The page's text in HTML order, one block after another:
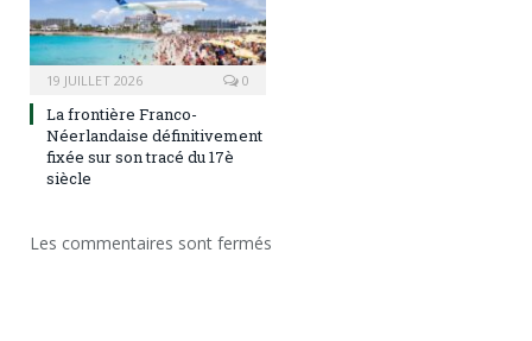
19 JUILLET 2026 0
La frontière Franco-
Néerlandaise définitivement
fixée sur son tracé du 17è
siècle
Les commentaires sont fermés